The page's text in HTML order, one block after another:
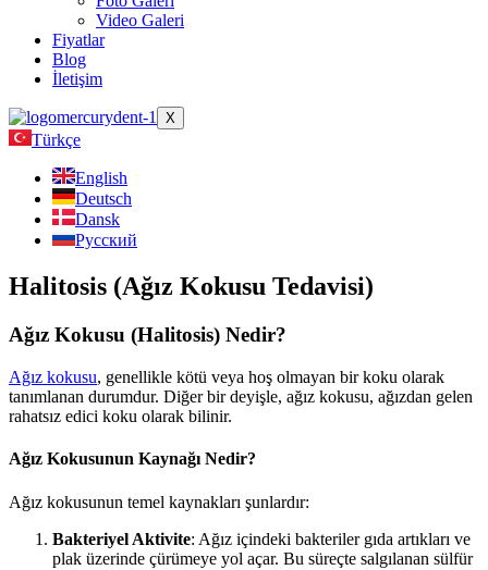
Video Galeri
Fiyatlar
Blog
İletişim
X
Türkçe
English
Deutsch
Dansk
Русский
Halitosis (Ağız Kokusu Tedavisi)
Ağız Kokusu (Halitosis) Nedir?
Ağız kokusu, genellikle kötü veya hoş olmayan bir koku olarak
tanımlanan durumdur. Diğer bir deyişle, ağız kokusu, ağızdan gelen
rahatsız edici koku olarak bilinir.
Ağız Kokusunun Kaynağı Nedir?
Ağız kokusunun temel kaynakları şunlardır:
Bakteriyel Aktivite: Ağız içindeki bakteriler gıda artıkları ve
plak üzerinde çürümeye yol açar. Bu süreçte salgılanan sülfür